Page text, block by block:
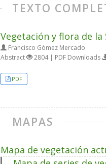
TEXTO
Vegetación y flora de la
Francisco Gómez Mercado
Abstract
2804 | PDF Downloads
PDF
MAPAS
Mapa de vegetación